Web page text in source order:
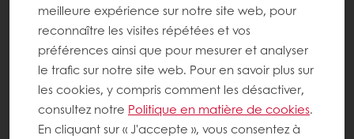
meilleure expérience sur notre site web, pour
reconnaître les visites répétées et vos
préférences ainsi que pour mesurer et analyser
le trafic sur notre site web. Pour en savoir plus sur
les cookies, y compris comment les désactiver,
consultez notre Politique en matière de cookies.
En cliquant sur « J'accepte », vous consentez à